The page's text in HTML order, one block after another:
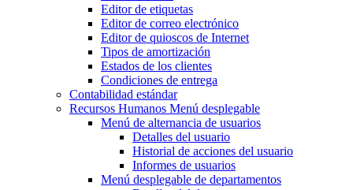
Editor de etiquetas
Editor de correo electrónico
Editor de quioscos de Internet
Tipos de amortización
Estados de los clientes
Condiciones de entrega
Contabilidad estándar
Recursos Humanos Menú desplegable
Menú de alternancia de usuarios
Detalles del usuario
Historial de acciones del usuario
Informes de usuarios
Menú desplegable de departamentos